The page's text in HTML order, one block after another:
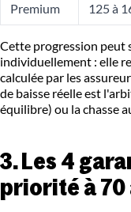
Premium 125 à
Cette progression peut
individuellement : elle
calculée par les
de baisse réelle est
équilibre) ou la chasse
3. Les 4
priorité à 70